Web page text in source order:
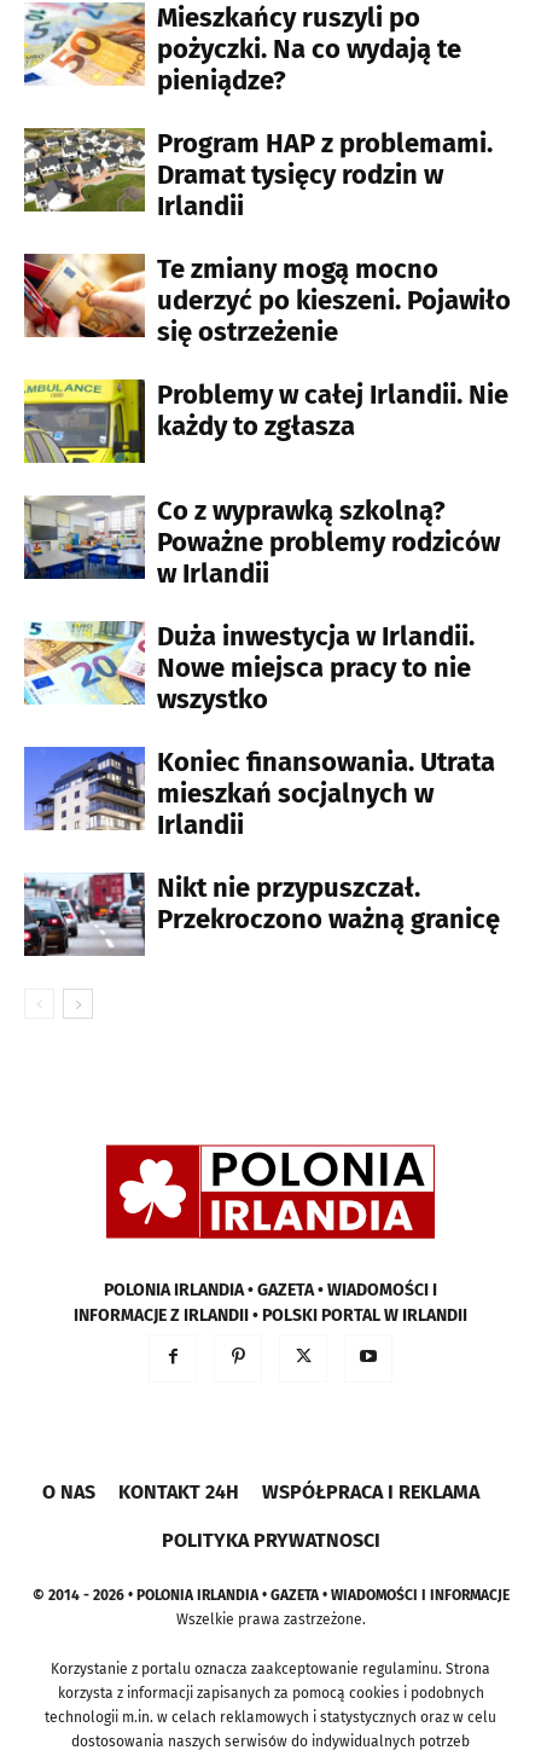
Mieszkańcy ruszyli po
pożyczki. Na co wydają te
pieniądze?
Program HAP z problemami.
Dramat tysięcy rodzin w
Irlandii
Te zmiany mogą mocno
uderzyć po kieszeni. Pojawiło
się ostrzeżenie
Problemy w całej Irlandii. Nie
każdy to zgłasza
Co z wyprawką szkolną?
Poważne problemy rodziców
w Irlandii
Duża inwestycja w Irlandii.
Nowe miejsca pracy to nie
wszystko
Koniec finansowania. Utrata
mieszkań socjalnych w
Irlandii
Nikt nie przypuszczał.
Przekroczono ważną granicę
POLONIA IRLANDIA • GAZETA • WIADOMOŚCI I
INFORMACJE Z IRLANDII • POLSKI PORTAL W IRLANDII
O NAS KONTAKT 24H WSPÓŁPRACA I REKLAMA
POLITYKA PRYWATNOSCI
© 2014 - 2026 • POLONIA IRLANDIA • GAZETA • WIADOMOŚCI I INFORMACJE
Wszelkie prawa zastrzeżone.
Korzystanie z portalu oznacza zaakceptowanie regulaminu. Strona
korzysta z informacji zapisanych za pomocą cookies i podobnych
technologii m.in. w celach reklamowych i statystycznych oraz w celu
dostosowania naszych serwisów do indywidualnych potrzeb